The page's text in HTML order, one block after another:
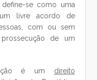
se como uma
livre acordo de
com ou sem
de um
é um direito